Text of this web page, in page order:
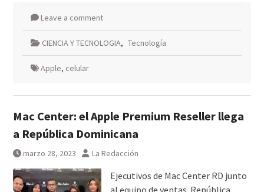
Leave a comment
CIENCIA Y TECNOLOGIA, Tecnología
Apple, celular
Mac Center: el Apple Premium Reseller llega
a República Dominicana
marzo 28, 2023 La Redacción
Ejecutivos de Mac Center RD junto